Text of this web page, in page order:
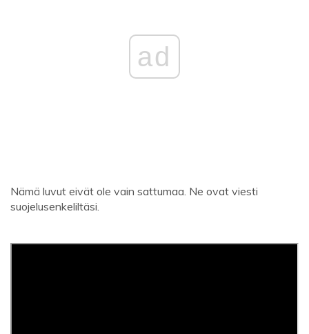
ad
Nämä luvut eivät ole vain sattumaa. Ne ovat viesti
suojelusenkeliltäsi.